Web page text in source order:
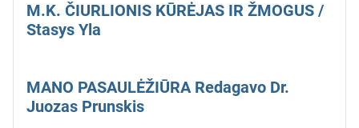
M.K. ČIURLIONIS KŪRĖJAS IR ŽMOGUS /
Stasys Yla
MANO PASAULĖŽIŪRA Redagavo Dr.
Juozas Prunskis